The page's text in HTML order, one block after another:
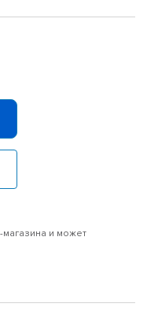
магазина и может